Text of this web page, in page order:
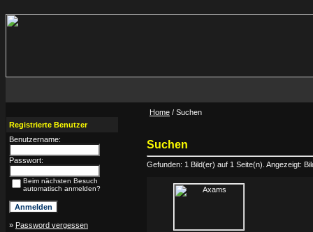
Registrierte Benutzer
Benutzername:
Passwort:
Beim nächsten Besuch
automatisch anmelden?
» Password vergessen
Home / Suchen
Suchen
Gefunden: 1 Bild(er) auf 1 Seite(n). Angezeigt: